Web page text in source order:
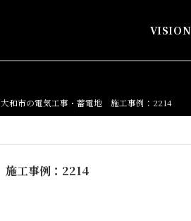
VISION
和市の電気工事・蓄電地 施工事例：2214
工事例：2214